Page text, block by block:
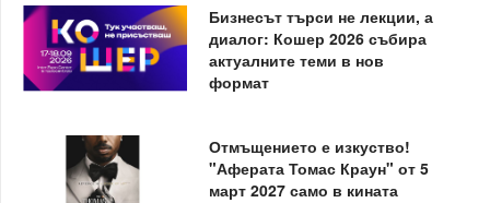
Бизнесът търси не лекции, а
диалог: Кошер 2026 събира
актуалните теми в нов
формат
Отмъщението е изкуство!
"Аферата Томас Краун" от 5
март 2027 само в кината